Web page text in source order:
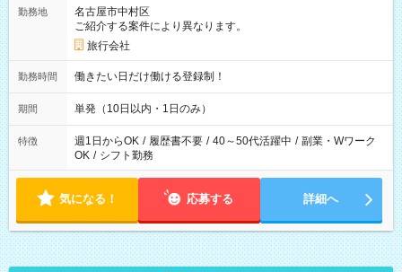
勤務地
名古屋市中村区
ご紹介する案件により異なります。
旅行会社
勤務時間 働きたい日だけ働ける登録制！
期間 単発（10日以内・1日のみ）
特徴 週1日からOK / 履歴書不要 / 40～50代活躍中 / 副業・Wワーク
OK / シフト勤務
気になる！ 応募する 詳細へ